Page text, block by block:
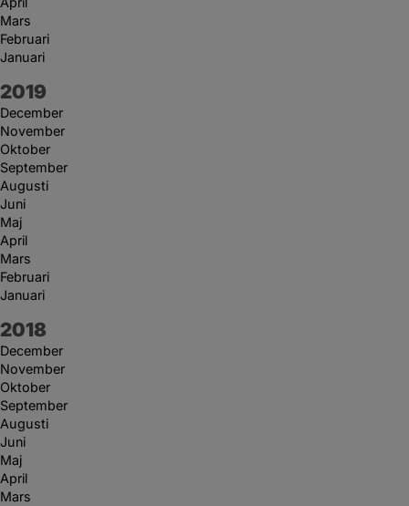
Mars
Februari
Januari
År:
2019
December
November
Oktober
September
Augusti
Juni
Maj
April
Mars
Februari
Januari
År:
2018
December
November
Oktober
September
Augusti
Juni
Maj
April
Mars